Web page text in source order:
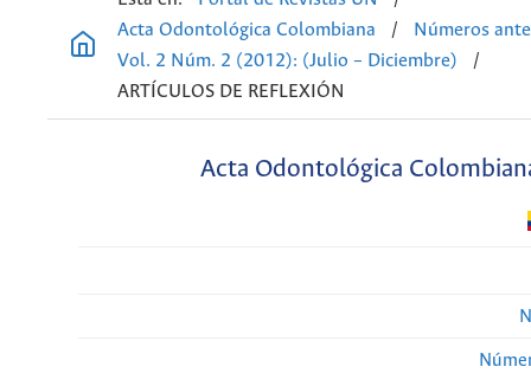
Acta Odontológica Colombiana
/
Números
Vol. 2 Núm. 2 (2012): (Julio – Diciembre)
/
ARTÍCULOS DE REFLEXIÓN
Acta Odontológica